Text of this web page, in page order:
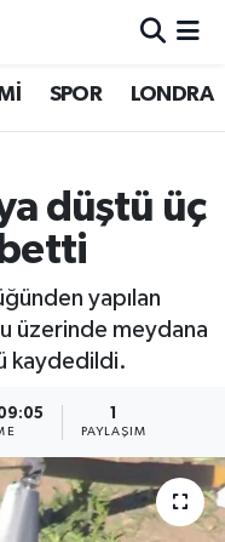
SPOR LONDRA
düştü üç
yapılan
üzerinde meydana
kaydedildi.
1
PAYLAŞIM